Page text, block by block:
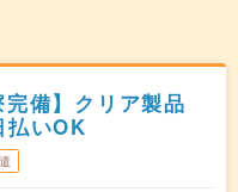
完備】クリア製品
払いOK